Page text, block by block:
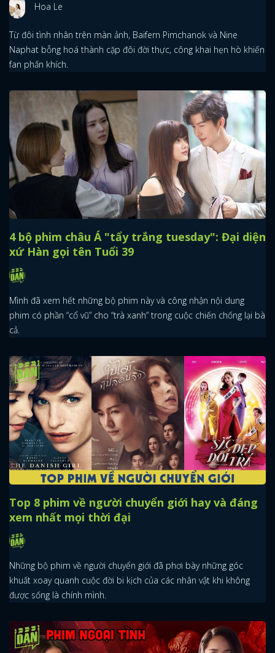
Hoa Le
Từ đôi tình nhân trên màn ảnh, Baifern Pimchanok và Nine
Naphat bỗng hoá thành cặp đôi đời thực, công khai hẹn hò khiến
fan phấn khích.
4 bộ phim châu Á "tẩy trắng tuesday": Đại diện
xứ Hàn gọi tên Tuổi 39
Mình đã xem hết những bộ phim này và công nhận nội dung
phim có phần “cổ vũ” cho “trà xanh” trong cuộc chiến chống lại bà
cả.
Top 8 phim về người chuyển giới hay và đáng
xem nhất mọi thời đại
Những bộ phim về người chuyển giới đã phơi bày những góc
khuất xoay quanh cuộc đời bi kịch của các nhân vật khi không
được sống là chính mình.